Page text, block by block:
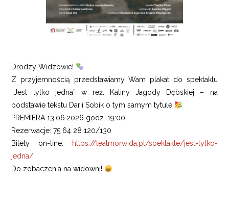
Drodzy Widzowie!
Z przyjemnością przedstawiamy Wam plakat do spektaklu
„Jest tylko jedna” w reż. Kaliny Jagody Dębskiej – na
podstawie tekstu Darii Sobik o tym samym tytule
PREMIERA 13.06.2026 godz. 19:00
Rezerwacje: 75 64 28 120/130
Bilety on-line:
https://teatrnorwida.pl/spektakle/jest-tylko-
jedna/
Do zobaczenia na widowni!